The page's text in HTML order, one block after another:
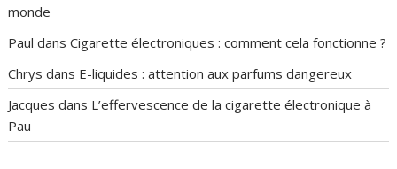
monde
Paul dansCigarette électroniques : comment cela fonctionne ?
Chrys dans E-liquides : attention aux parfums dangereux
Jacques dans L’effervescence de la cigarette électronique à
Pau